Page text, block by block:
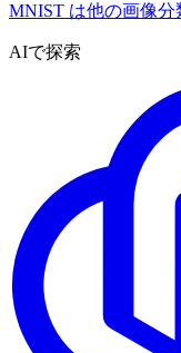
MNIST は他の画像分
AIで探索